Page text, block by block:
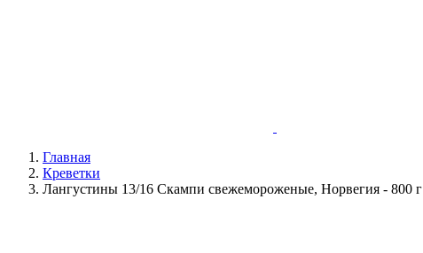
Главная
Креветки
Лангустины 13/16 Скампи cвежемороженые, Норвегия - 800 г